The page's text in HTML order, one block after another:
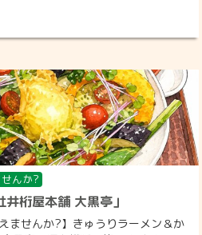
んか?
井桁屋本舗 大黒亭」
ませんか?】きゅうりラーメン＆か